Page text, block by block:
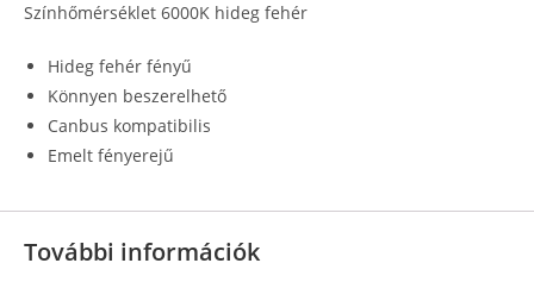
Színhőmérséklet 6000K hideg fehér
Hideg fehér fényű
Könnyen beszerelhető
Canbus kompatibilis
Emelt fényerejű
További információk